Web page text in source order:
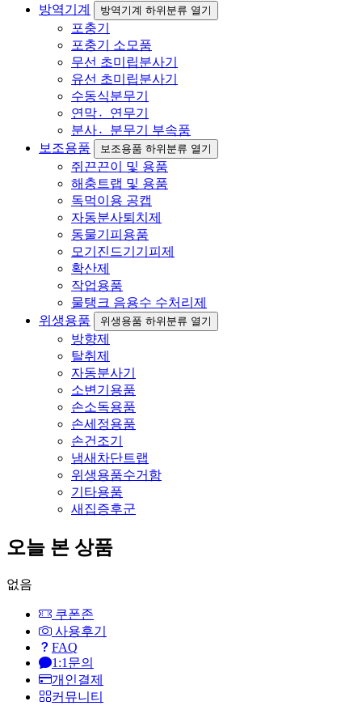
방역기계
방역기계 하위분류 열기
포충기
포충기 소모품
무선 초미립분사기
유선 초미립분사기
수동식분무기
연막연〮무기
분사분〮무기 부속품
보조용품
보조용품 하위분류 열기
쥐끈끈이 및 용품
해충트랩 및 용품
독먹이용 공캡
자동분사퇴치제
동물기피용품
모기진드기기피제
확산제
작업용품
물탱크 음용수 수처리제
위생용품
위생용품 하위분류 열기
방향제
탈취제
자동분사기
소변기용품
손소독용품
손세정용품
손건조기
냄새차단트랩
위생용품수거함
기타용품
새집증후군
오늘 본 상품
없음
쿠폰존
사용후기
FAQ
1:1문의
개인결제
커뮤니티